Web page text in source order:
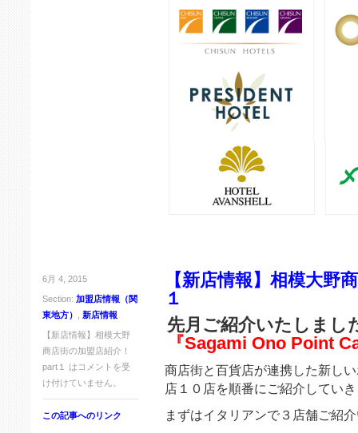
6月 4, 2015
Section: 加盟店情報（関
東地方）
新店情報
【新店情報】相模大野
商店街の加盟店紹介！
part１ は コメントを受
け付けていません。
この記事へのリンク
【新店情報】相模大野
１
先月ご紹介いたしまし
『Sagami Ono Point
商店街と百貨店が連携した新し
店１０店を順番にご紹介してい
まずはイタリアンで３店舗ご紹